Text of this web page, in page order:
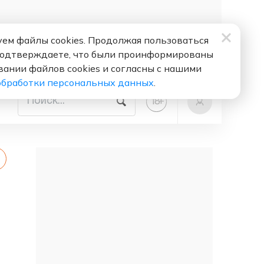
18+
файлы cookies. Продолжая пользоваться
что были проинформированы
файлов cookies и согласны с нашими
персональных данных.